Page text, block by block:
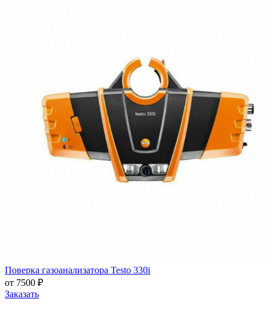
Поверка газоанализатора Testo 330i
от 7500 ₽
Заказать